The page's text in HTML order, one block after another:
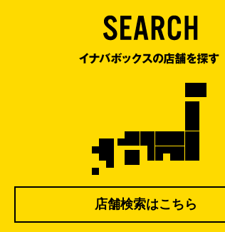
店舗検索はこちら